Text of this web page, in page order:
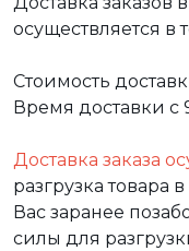
осуществляется в
Стоимость
Время доставки с
Доставка заказа
разгрузка товара
Вас заранее
силы для